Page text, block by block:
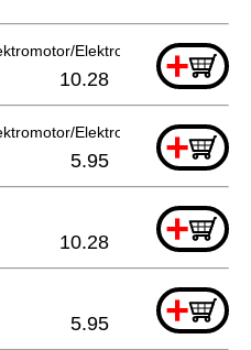
Elektrowerkzeug
+
10.28
Elektrowerkzeug
+
5.95
+
10.28
+
5.95